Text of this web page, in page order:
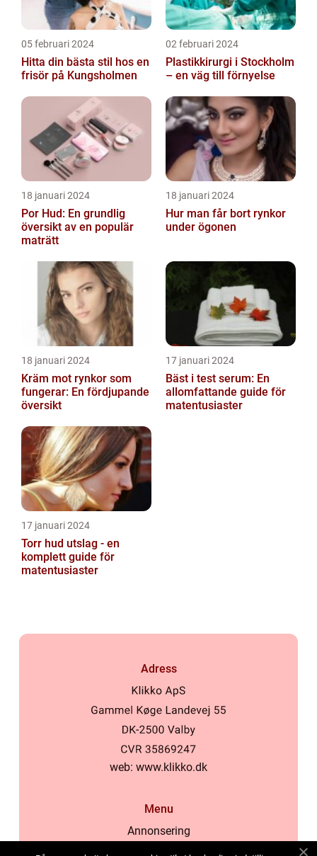
05 februari 2024
Hitta din bästa stil hos en
frisör på Kungsholmen
02 februari 2024
Plastikkirurgi i Stockholm
– en väg till förnyelse
18 januari 2024
Por Hud: En grundlig
översikt av en populär
maträtt
18 januari 2024
Hur man får bort rynkor
under ögonen
18 januari 2024
Kräm mot rynkor som
fungerar: En fördjupande
översikt
17 januari 2024
Bäst i test serum: En
allomfattande guide för
matentusiaster
17 januari 2024
Torr hud utslag - en
komplett guide för
matentusiaster
Adress
web: www.klikko.dk
Menu
Annonsering